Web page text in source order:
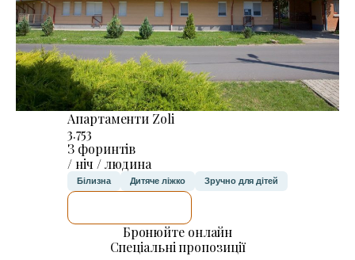
Апартаменти Zoli
3.753
З форинтів
/ ніч / людина
Білизна Дитяче ліжко Зручно для дітей
Бронюйте онлайн
Спеціальні пропозиції